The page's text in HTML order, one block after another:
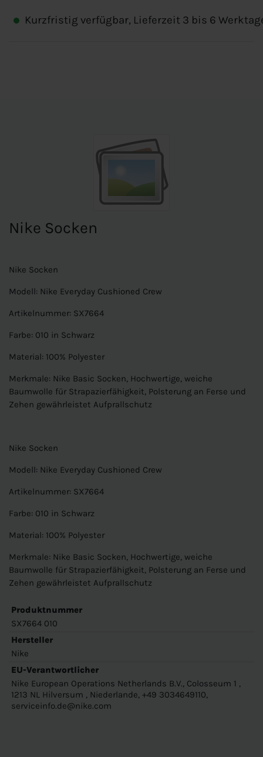
Kurzfristig verfügbar, Lieferzeit 3 bis 6
Nike Socken
Nike Socken
Modell: Nike Everyday Cushioned Crew
Artikelnummer: SX7664
Farbe: 010 in Schwarz
Material: 100% Polyester
Merkmale: Nike Basic Socken, Hochwertige, weiche
Baumwolle für Strapazierfähigkeit, Polsterung an Ferse und
Zehen gewährleistet Aufprallschutz
Nike Socken
Modell: Nike Everyday Cushioned Crew
Artikelnummer: SX7664
Farbe: 010 in Schwarz
Material: 100% Polyester
Merkmale: Nike Basic Socken, Hochwertige, weiche
Baumwolle für Strapazierfähigkeit, Polsterung an Ferse und
Zehen gewährleistet Aufprallschutz
Produktnummer
SX7664 010
Hersteller
Nike
EU-Verantwortlicher
Nike European Operations Netherlands B.V., Colosseum 1 ,
1213 NL Hilversum , Niederlande, +49 3034649110,
serviceinfo.de@nike.com